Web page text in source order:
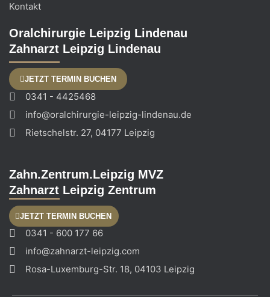
Kontakt
Oralchirurgie Leipzig Lindenau
Zahnarzt Leipzig Lindenau
JETZT TERMIN BUCHEN
0341 - 4425468
info@oralchirurgie-leipzig-lindenau.de
Rietschelstr. 27, 04177 Leipzig
Zahn.Zentrum.Leipzig MVZ
Zahnarzt Leipzig Zentrum
JETZT TERMIN BUCHEN
0341 - 600 177 66
info@zahnarzt-leipzig.com
Rosa-Luxemburg-Str. 18, 04103 Leipzig